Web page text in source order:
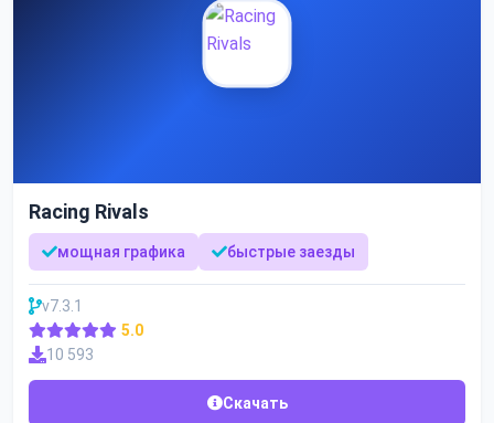
Racing Rivals
мощная графика быстрые заезды
v7.3.1
5.0
10 593
Скачать